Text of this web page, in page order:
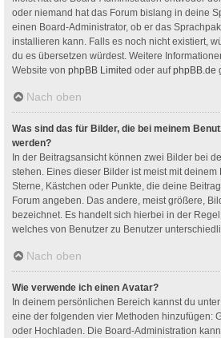
oder niemand hat das Forum bislang in deine
einen Board-Administrator, ob er das
installieren kann. Falls es noch nicht existiert,
du es übersetzen würdest. Weitere
Website von phpBB Limited oder aufphpBB.de
Nach oben
Was sind das für Bilder, die bei meinem
werden?
In der Beitragsansicht können zwei Bilder bei
stehen. Eines dieser Bilder ist meist mit deinem
Sterne, Kästchen oder Punkte, die deine
Forum angeben. Das andere, meist größere,
bezeichnet. Es handelt sich hierbei in der
welches von Benutzer zu Benutzer
Nach oben
Wie verwende ich einen Avatar?
In deinem persönlichen Bereich kannst du
eine der folgenden vier Methoden hinzufügen:
oder Hochladen. Die Board-Administration